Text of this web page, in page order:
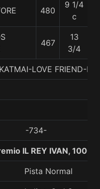
480
9 1/4
c
467
13
3/4
LOVE FRIEND-
-734-
IL REY IVAN, 1000
Pista Normal